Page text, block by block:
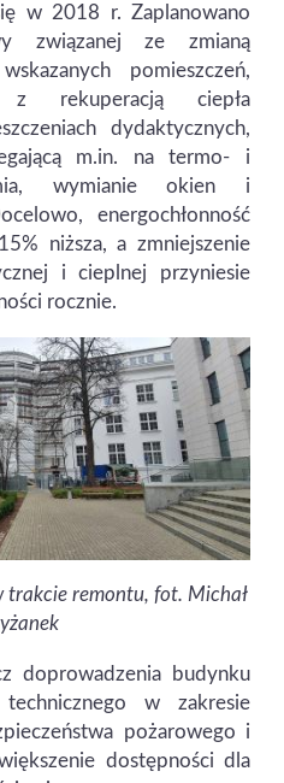
w 2018 r. Zaplanowano
związanej ze zmianą
pomieszczeń,
z rekuperacją ciepła
dydaktycznych,
m.in. na termo- i
wymianie okien i
energochłonność
niższa, a zmniejszenie
i cieplnej przyniesie
rocznie.
trakcie remontu, fot. Michał
doprowadzenia budynku
w zakresie
pożarowego i
dostępności dla